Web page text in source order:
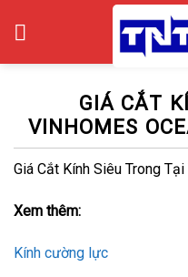
GIÁ CẮT
VINHOMES
Giá Cắt Kính Siêu Trong
Xem thêm:
Kính cường lực